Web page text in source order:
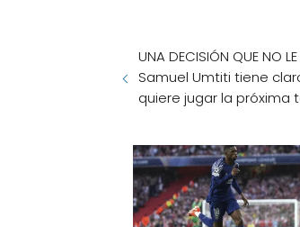
UNA DECISIÓN QUE NO
Samuel Umtiti tiene
quiere jugar la próxima